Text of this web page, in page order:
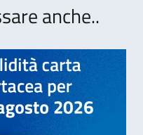
anche..